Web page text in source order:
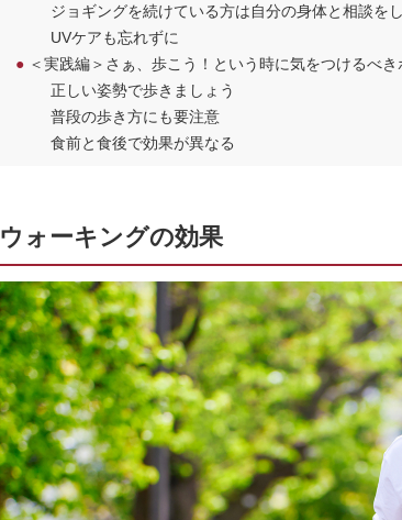
ジョギングを続けている方は自分の身体と相談を
UVケアも忘れずに
● ＜実践編＞さぁ、歩こう！という時に気をつけるべき
正しい姿勢で歩きましょう
普段の歩き方にも要注意
食前と食後で効果が異なる
ウォーキングの効果